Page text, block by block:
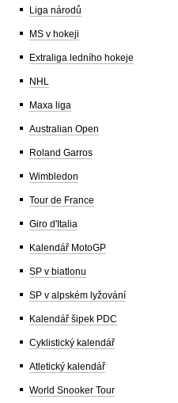
Liga národů
MS v hokeji
Extraliga ledního hokeje
NHL
Maxa liga
Australian Open
Roland Garros
Wimbledon
Tour de France
Giro d'Italia
Kalendář MotoGP
SP v biatlonu
SP v alpském lyžování
Kalendář šipek PDC
Cyklistický kalendář
Atletický kalendář
World Snooker Tour